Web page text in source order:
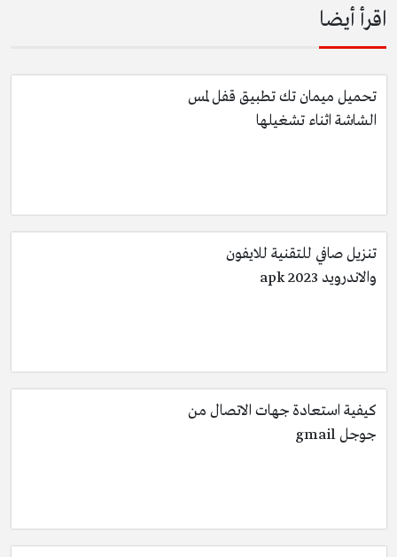
اقرأ أيضا
تحميل ميمان تك تطبيق قفل لمس
الشاشة اثناء تشغيلها
تنزيل صافي للتقنية للايفون
والاندرويد apk 2023
كيفية استعادة جهات الاتصال من
جوجل gmail